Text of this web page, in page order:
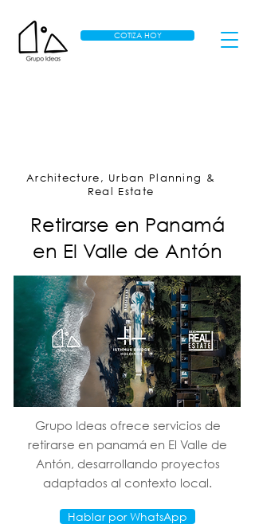
COTIZA HOY
Retirarse en Panamá
en El Valle de Antón
Grupo Ideas ofrece servicios de
retirarse en panamá en El Valle de
Antón, desarrollando proyectos
adaptados al contexto local.
Hablar por WhatsApp
Architecture, Urban Planning &
Real Estate